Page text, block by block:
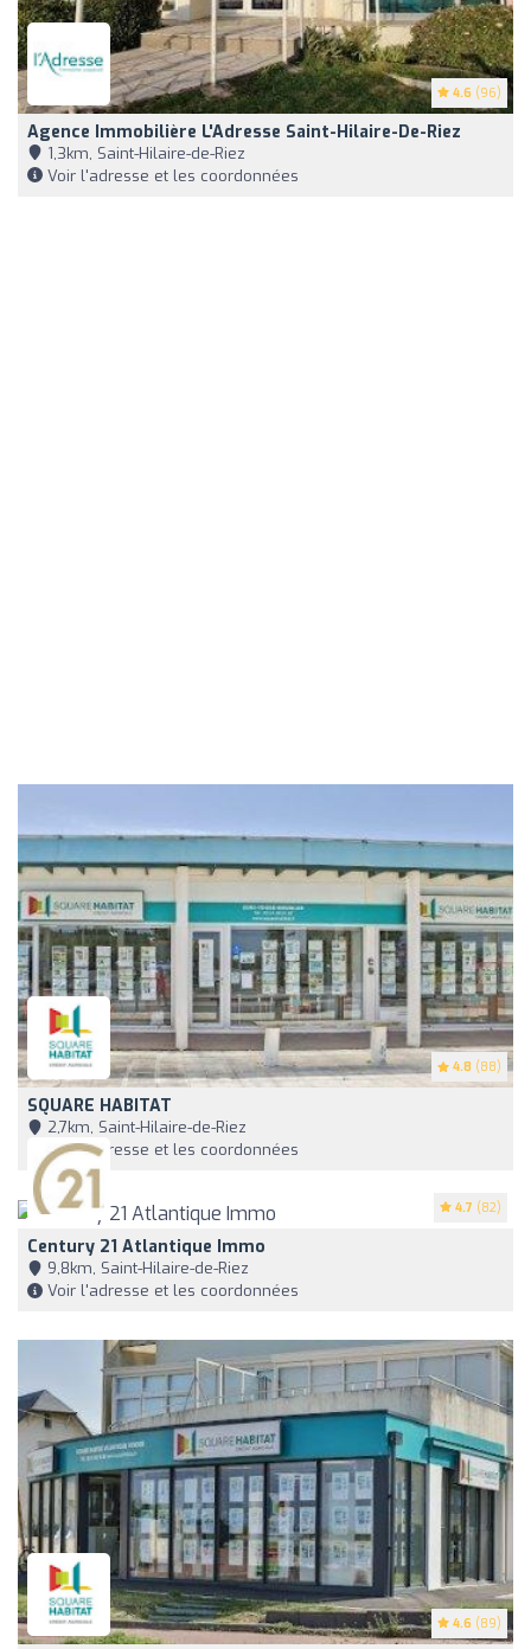
4.6 (96)
Agence Immobilière L'Adresse Saint-Hilaire-De-Riez
1,3km, Saint-Hilaire-de-Riez
Voir l'adresse et les coordonnées
4.8 (88)
SQUARE HABITAT
2,7km, Saint-Hilaire-de-Riez
Voir l'adresse et les coordonnées
4.7 (82)
Century 21 Atlantique Immo
9,8km, Saint-Hilaire-de-Riez
Voir l'adresse et les coordonnées
4.6 (89)